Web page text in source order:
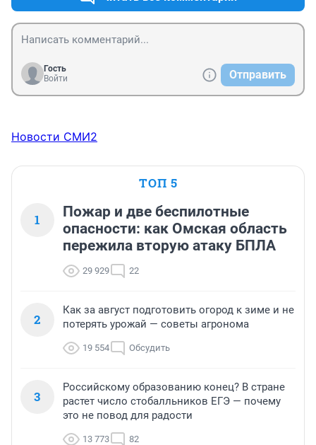
поехал на автобусе с пересадкой..)
а вариант один валить с города..потому что лучше что
Гость
Войти
Отправить
Новости СМИ2
ТОП 5
1
Пожар и две беспилотные
опасности: как Омская область
пережила вторую атаку БПЛА
29 929 22
2
Как за август подготовить огород к зиме и не
потерять урожай — советы агронома
19 554 Обсудить
3
Российскому образованию конец? В стране
растет число стобалльников ЕГЭ — почему
это не повод для радости
13 773 82